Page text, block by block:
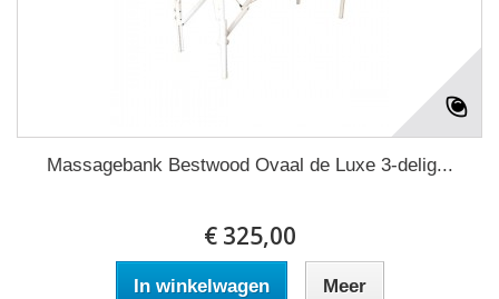
Massagebank Bestwood Ovaal de Luxe 3-delig...
€ 325,00
In winkelwagen Meer